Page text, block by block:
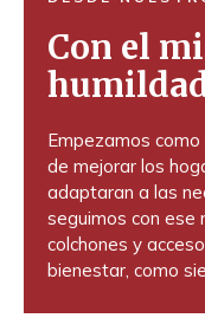
Con el
Empezamos
de mejorar los
adaptaran a las
seguimos con ese
colchones y
bienestar, como